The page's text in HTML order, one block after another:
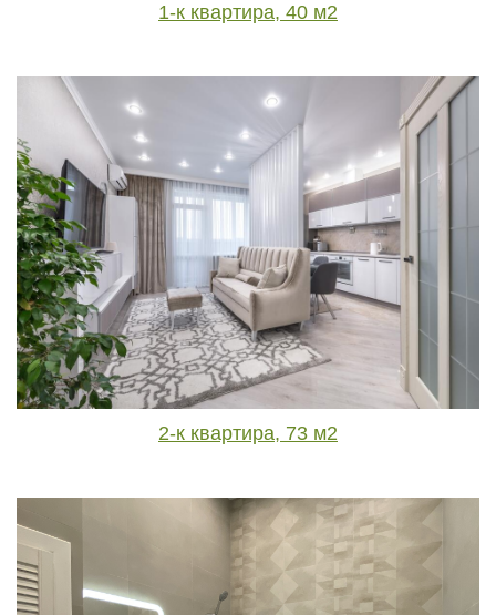
1-к квартира, 40 м2
2-к квартира, 73 м2